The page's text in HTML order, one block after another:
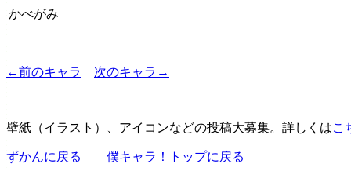
かべがみ
←前のキャラ 次のキャラ→
壁紙（イラスト）、アイコンなどの投稿大募集。詳しくはこ
ずかんに戻る 僕キャラ！トップに戻る